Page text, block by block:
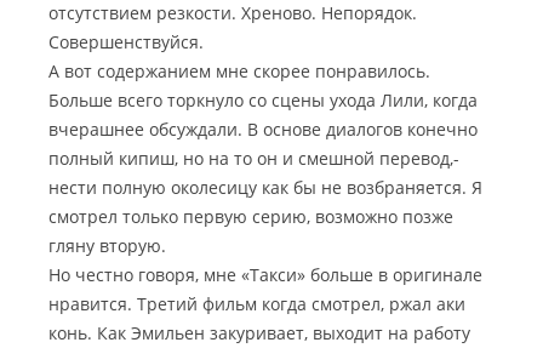
отсутствием резкости. Хреново. Непорядок.
Совершенствуйся.
А вот содержанием мне скорее понравилось.
Больше всего торкнуло со сцены ухода Лили, когда
вчерашнее обсуждали. В основе диалогов конечно
полный кипиш, но на то он и смешной перевод,-
нести полную околесицу как бы не возбраняется. Я
смотрел только первую серию, возможно позже
гляну вторую.
Но честно говоря, мне «Такси» больше в оригинале
нравится. Третий фильм когда смотрел, ржал аки
конь. Как Эмильен закуривает, выходит на работу